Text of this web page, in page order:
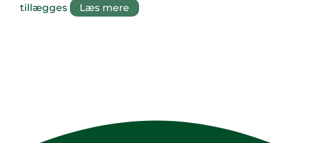
tillægges
Læs mere